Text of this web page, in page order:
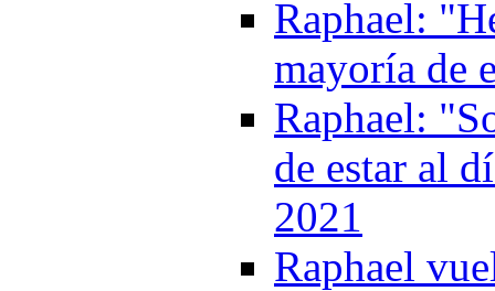
Raphael:
mayoría de
Raphael:
de estar al
2021
Raphael